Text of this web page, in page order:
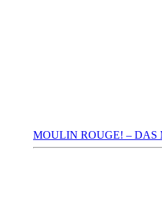
MOULIN ROUGE! – DAS